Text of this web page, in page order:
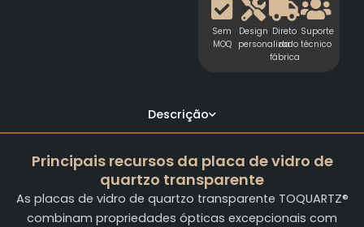
Sem
MOQ
Design
personalizado
Direto
da
fábrica
Suporte
técnico
Descrição
Principais recursos da placa de vidro de
quartzo transparente
As placas de vidro de quartzo transparente TOQUARTZ®
combinam propriedades ópticas excepcionais com